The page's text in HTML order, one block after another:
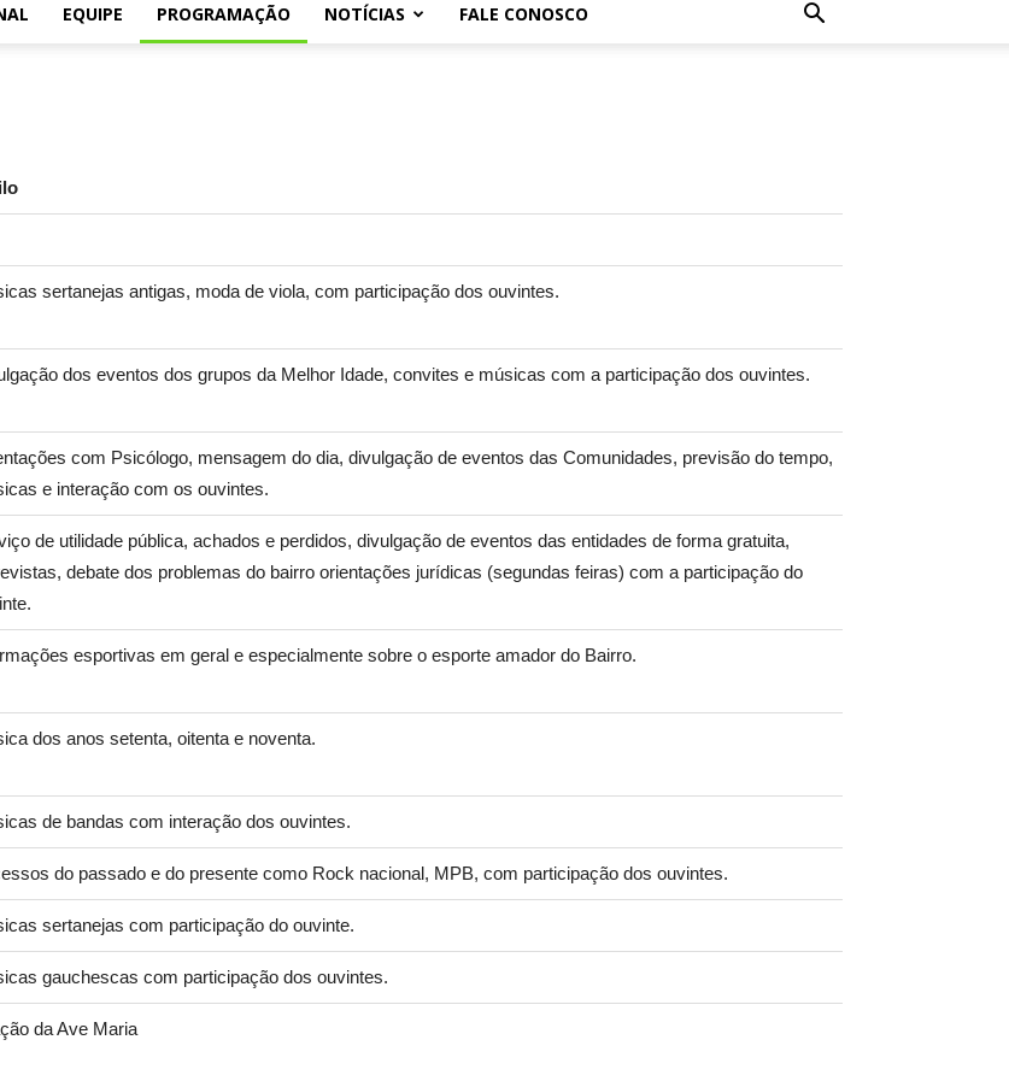
105.1
EQUIPE PROGRAMAÇÃO NOTÍCIAS FALE CONOSCO
sertanejas antigas, moda de viola, com participação dos ouvintes.
dos eventos dos grupos da Melhor Idade, convites e músicas com a participação dos ouvintes.
com Psicólogo, mensagem do dia, divulgação de eventos das Comunidades, previsão do tempo,
e interação com os ouvintes.
de utilidade pública, achados e perdidos, divulgação de eventos das entidades de forma gratuita,
debate dos problemas do bairro orientações jurídicas (segundas feiras) com a participação do
esportivas em geral e especialmente sobre o esporte amador do Bairro.
dos anos setenta, oitenta e noventa.
de bandas com interação dos ouvintes.
do passado e do presente como Rock nacional, MPB, com participação dos ouvintes.
sertanejas com participação do ouvinte.
gauchescas com participação dos ouvintes.
da Ave Maria